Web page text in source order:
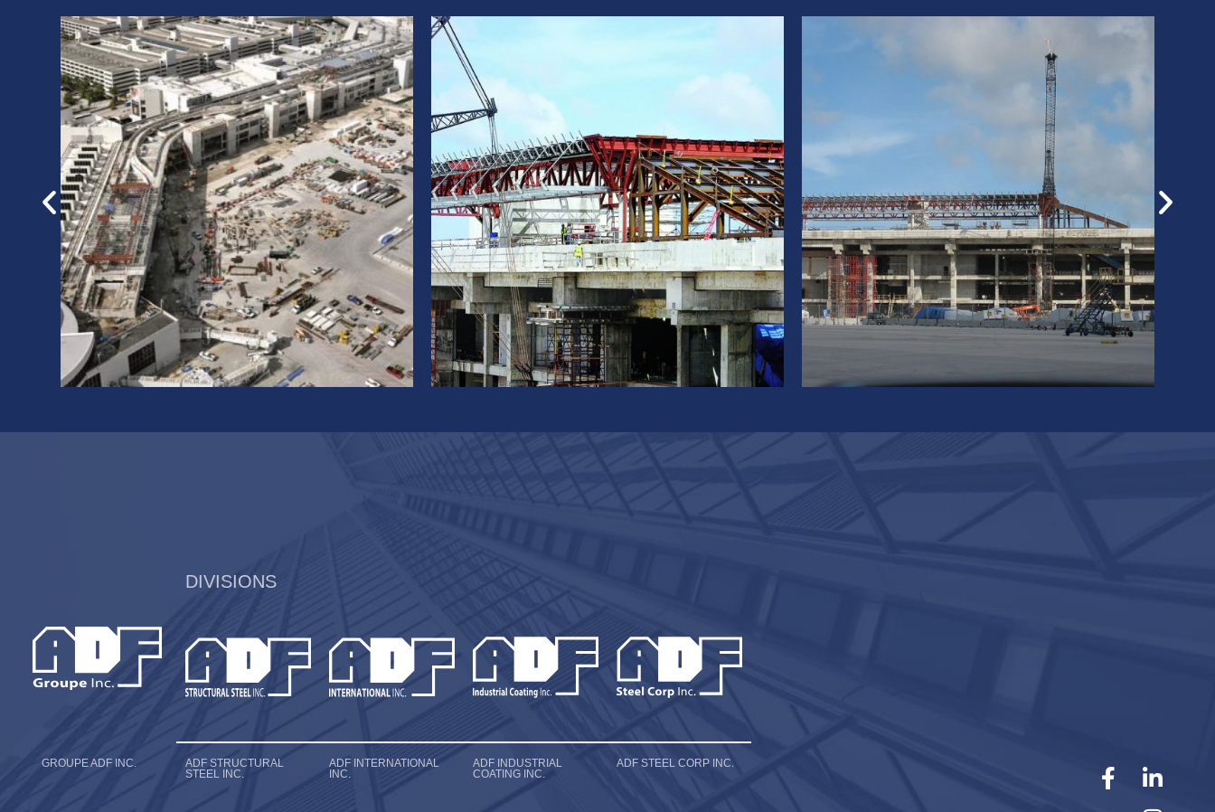
DIVISIONS
GROUPE ADF INC.
ADF STRUCTURAL
STEEL INC.
ADF INTERNATIONAL
INC.
ADF INDUSTRIAL
COATING INC.
ADF STEEL CORP INC.